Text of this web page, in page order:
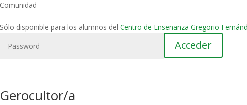
Comunidad
Sólo disponible para los alumnos del Centro de Enseñanza Gregorio
Gerocultor/a